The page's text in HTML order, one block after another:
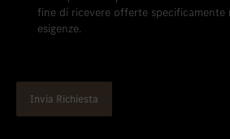
fine di ricevere offerte specificamente
esigenze.